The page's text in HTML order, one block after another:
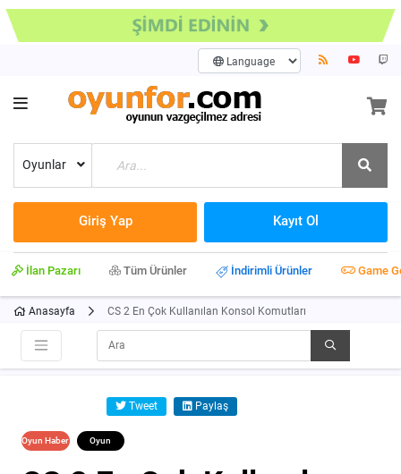
Oyunlar
Giriş Yap Kayıt Ol
İlan Pazarı Tüm Ürünler İndirimli Ürünler Game
Anasayfa CS 2 En Çok Kullanılan Konsol Komutları
Tweet Paylaş
Oyun Haber
Oyun